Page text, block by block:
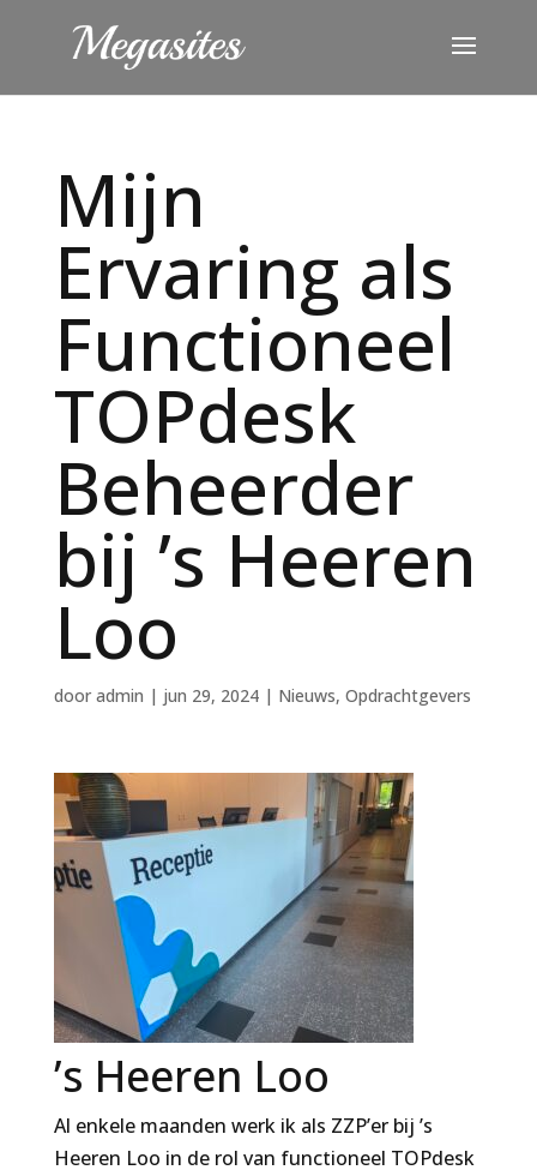
Mijn
Ervaring als
Functioneel
TOPdesk
Beheerder
bij ’s Heeren
Loo
door admin | jun 29, 2024| Nieuws, Opdrachtgevers
’s Heeren Loo
Al enkele maanden werk ik als ZZP’er bij ’s
Heeren Loo in de rol van functioneel TOPdesk